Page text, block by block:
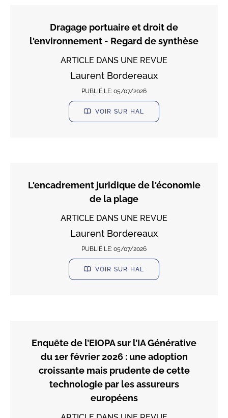
Dragage portuaire et droit de
l'environnement - Regard de synthèse
ARTICLE DANS UNE REVUE
Laurent Bordereaux
PUBLIÉ LE: 05/07/2026
VOIR SUR HAL
L'encadrement juridique de l'économie
de la plage
ARTICLE DANS UNE REVUE
Laurent Bordereaux
PUBLIÉ LE: 05/07/2026
VOIR SUR HAL
Enquête de l’EIOPA sur l’IA Générative
du 1er février 2026 : une adoption
croissante mais prudente de cette
technologie par les assureurs
européens